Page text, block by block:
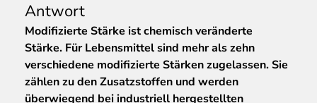
Antwort
Modifizierte Stärke ist chemisch veränderte
Stärke. Für Lebensmittel sind mehr als zehn
verschiedene modifizierte Stärken zugelassen. Sie
zählen zu den Zusatzstoffen und werden
überwiegend bei industriell hergestellten